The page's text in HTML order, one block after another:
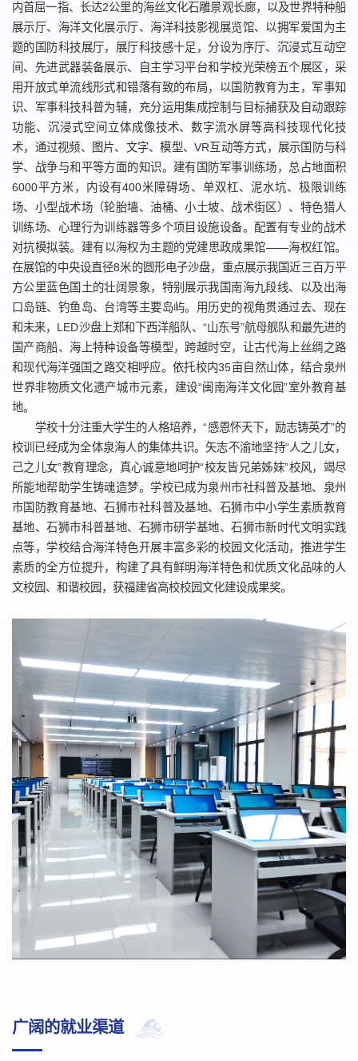
内首屈一指、长达2公里的海丝文化石雕景观长廊，以及世界特种船
展示厅、海洋文化展示厅、海洋科技影视展览馆、以拥军爱国为主
题的国防科技展厅，展厅科技感十足，分设为序厅、沉浸式互动空
间、先进武器装备展示、自主学习平台和学校光荣榜五个展区，采
用开放式单流线形式和错落有致的布局，以国防教育为主，军事知
识、军事科技科普为辅，充分运用集成控制与目标捕获及自动跟踪
功能、沉浸式空间立体成像技术、数字流水屏等高科技现代化技
术，通过视频、图片、文字、模型、VR互动等方式，展示国防与科
学、战争与和平等方面的知识。建有国防军事训练场，总占地面积
6000平方米，内设有400米障碍场、单双杠、泥水坑、极限训练
场、小型战术场（轮胎墙、油桶、小土坡、战术街区）、特色猎人
训练场、心理行为训练器等多个项目设施设备。配置有专业的战术
对抗模拟装。建有以海权为主题的党建思政成果馆——海权红馆。
在展馆的中央设直径8米的圆形电子沙盘，重点展示我国近三百万平
方公里蓝色国土的壮阔景象，特别展示我国南海九段线、以及出海
口岛链、钓鱼岛、台湾等主要岛屿。用历史的视角贯通过去、现在
和未来，LED沙盘上郑和下西洋船队、“山东号”航母舰队和最先进的
国产商船、海上特种设备等模型，跨越时空，让古代海上丝绸之路
和现代海洋强国之路交相呼应。依托校内35亩自然山体，结合泉州
世界非物质文化遗产城市元素，建设“闽南海洋文化园”室外教育基
地。
学校十分注重大学生的人格培养，“感恩怀天下，励志铸英才”的
校训已经成为全体泉海人的集体共识。矢志不渝地坚持“人之儿女，
己之儿女”教育理念，真心诚意地呵护“校友皆兄弟姊妹”校风，竭尽
所能地帮助学生铸魂造梦。学校已成为泉州市社科普及基地、泉州
市国防教育基地、石狮市社科普及基地、石狮市中小学生素质教育
基地、石狮市科普基地、石狮市研学基地、石狮市新时代文明实践
点等，学校结合海洋特色开展丰富多彩的校园文化活动，推进学生
素质的全方位提升，构建了具有鲜明海洋特色和优质文化品味的人
文校园、和谐校园，获福建省高校校园文化建设成果奖。
广阔的就业渠道